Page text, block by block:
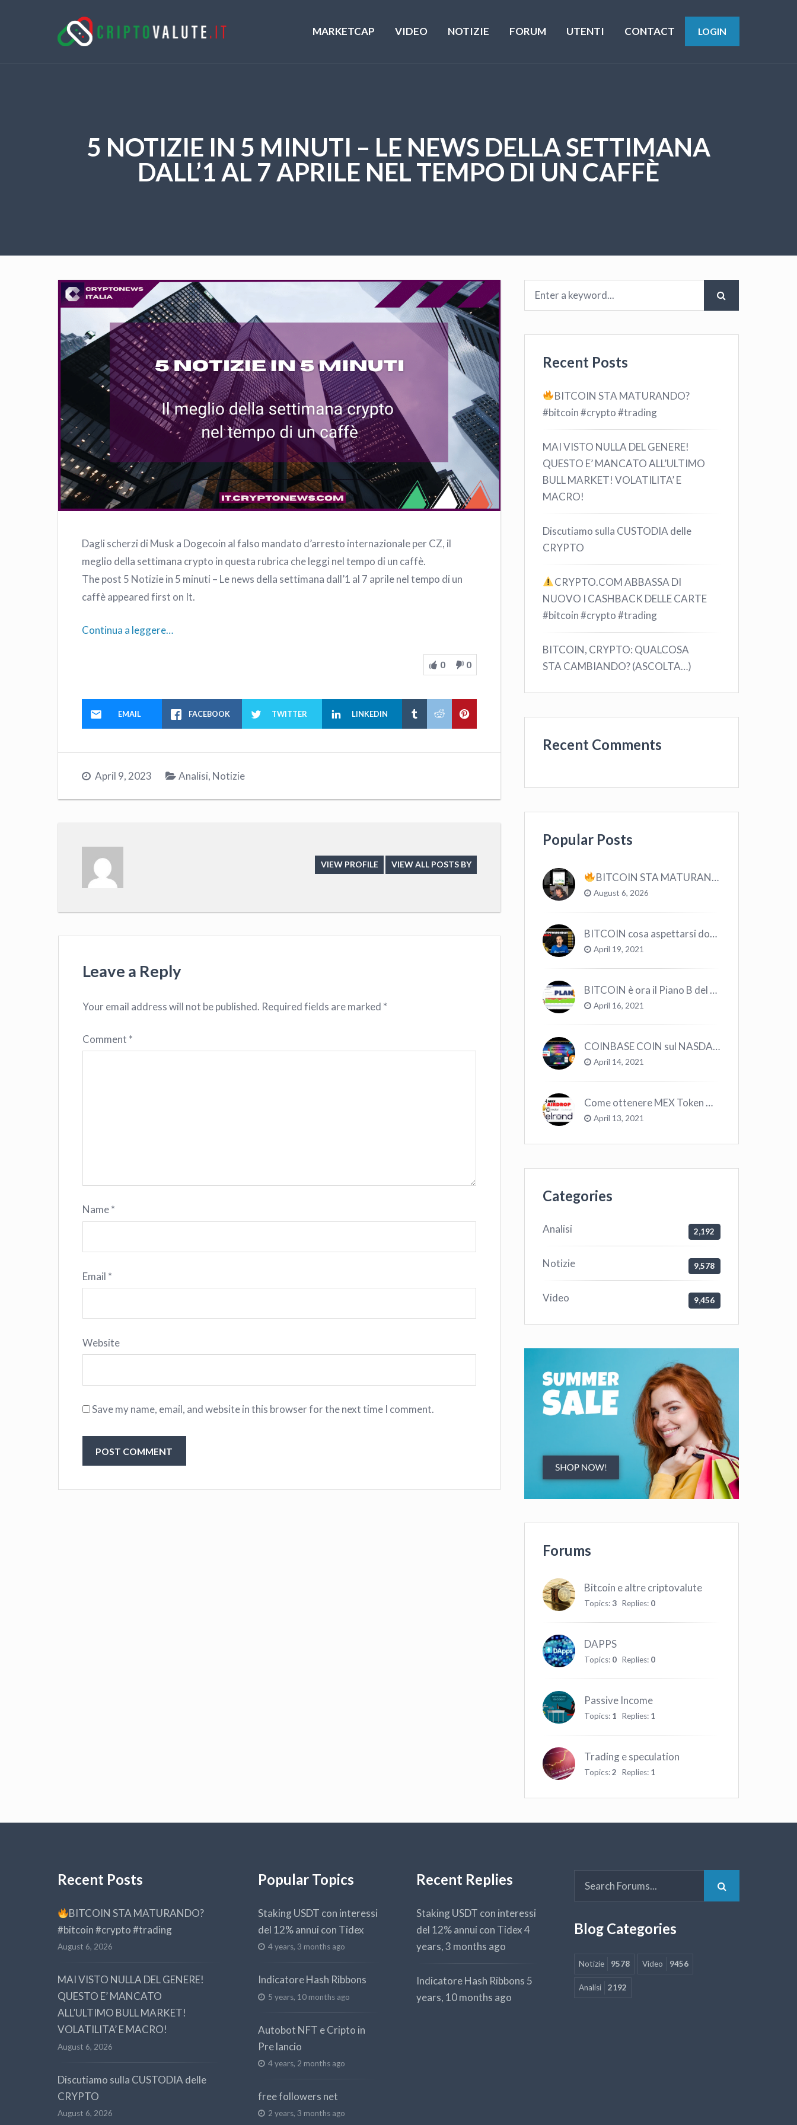
MARKETCAP VIDEO NOTIZIE FORUM UTENTI CONTACT LOGIN
5 NOTIZIE IN 5 MINUTI – LE NEWS DELLA SETTIMANA
DALL’1 AL 7 APRILE NEL TEMPO DI UN CAFFÈ
Dagli scherzi di Musk a Dogecoin al falso mandato d’arresto internazionale per CZ, il
meglio della settimana crypto in questa rubrica che leggi nel tempo di un caffè.
The post 5 Notizie in 5 minuti – Le news della settimana dall’1 al 7 aprile nel tempo di un
caffè appeared first on It.
Continua a leggere…
0 0
EMAIL FACEBOOK TWITTER LINKEDIN
April 9, 2023 Analisi, Notizie
VIEW PROFILE VIEW ALL POSTS BY
Leave a Reply
Your email address will not be published. Required fields are marked *
Comment *
Name*
Email *
Website
Save my name, email, and website in this browser for the next time I comment.
Recent Posts
BITCOIN STA MATURANDO?
#bitcoin #crypto #trading
MAI VISTO NULLA DEL GENERE!
QUESTO E’ MANCATO ALL’ULTIMO
BULL MARKET! VOLATILITA’ E
MACRO!
Discutiamo sulla CUSTODIA delle
CRYPTO
CRYPTO.COM ABBASSA DI
NUOVO I CASHBACK DELLE CARTE
#bitcoin #crypto #trading
BITCOIN, CRYPTO: QUALCOSA
STA CAMBIANDO? (ASCOLTA…)
Recent Comments
Popular Posts
BITCOIN STA MATURANDO? #bitcoin #crypto #trading
August 6, 2026
BITCOIN cosa aspettarsi dopo il “Crollo”? – CryptoMonday NEWS w16/’21
April 19, 2021
BITCOIN è ora il Piano B del Mondo
April 16, 2021
COINBASE COIN sul NASDAQ e le CRYPTO volano!
April 14, 2021
Come ottenere MEX Token GRATIS su Elrond ?
April 13, 2021
Categories
Analisi 2,192
Notizie 9,578
Video 9,456
Forums
Bitcoin e altre criptovalute
Topics:3 Replies: 0
DAPPS
Topics: 0 Replies: 0
Passive Income
Topics: 1 Replies: 1
Trading e speculation
Topics:2 Replies: 1
Recent Posts
BITCOIN STA MATURANDO?
#bitcoin #crypto #trading
August 6, 2026
MAI VISTO NULLA DEL GENERE!
QUESTO E’ MANCATO
ALL’ULTIMO BULL MARKET!
VOLATILITA’ E MACRO!
August 6, 2026
Discutiamo sulla CUSTODIA delle
CRYPTO
August 6, 2026
Popular Topics
Staking USDT con interessi
del 12% annui con Tidex
4 years, 3 months ago
Indicatore Hash Ribbons
5 years, 10 months ago
Autobot NFT e Cripto in
Pre lancio
4 years, 2 months ago
free followers net
2 years, 3 months ago
Recent Replies
Staking USDT con interessi
del 12% annui con Tidex4
years, 3 months ago
Indicatore Hash Ribbons 5
years, 10 months ago
Blog Categories
Notizie 9578 Video 9456
Analisi 2192